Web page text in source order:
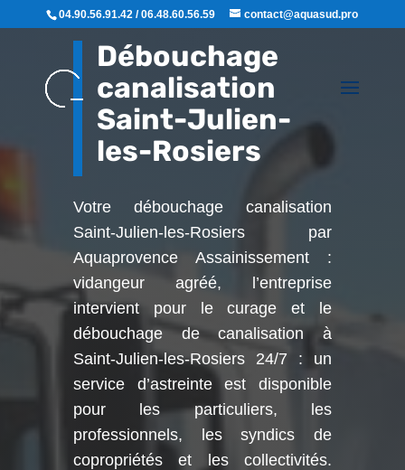
04.90.56.91.42 / 06.48.60.56.59 contact@aquasud.pro
Débouchage
canalisation
Saint-Julien-
les-Rosiers
Votre débouchage canalisation
Saint-Julien-les-Rosiers par
Aquaprovence Assainissement :
vidangeur agréé, l’entreprise
intervient pour le curage et le
débouchage de canalisation à
Saint-Julien-les-Rosiers 24/7 : un
service d’astreinte est disponible
pour les particuliers, les
professionnels, les syndics de
copropriétés et les collectivités.